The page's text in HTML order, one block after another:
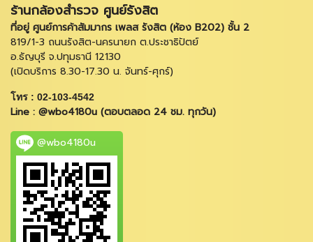
ร้านกล้องสำรวจ ศูนย์รังสิต
ที่อยู่ ศูนย์การค้าสัมมากร เพลส รังสิต (ห้อง B202) ชั้น 2
819/1-3 ถนนรังสิต-นครนายก ต.ประชาธิปัตย์
อ.ธัญบุรี จ.ปทุมธานี 12130
(เปิดบริการ 8.30-17.30 น. จันทร์-ศุกร์)
โทร : 02-103-4542
Line : @wbo4180u (ตอบตลอด 24 ชม. ทุกวัน)
@wbo4180u